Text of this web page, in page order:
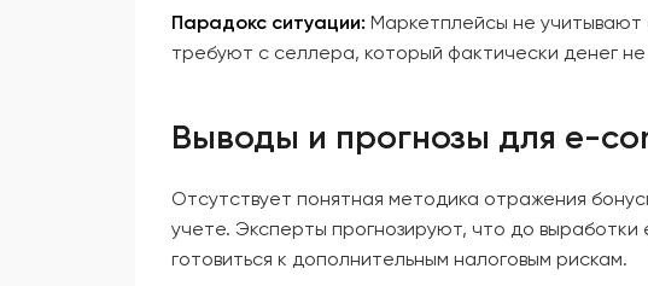
Парадокс ситуации: Маркетплейсы не учитывают
требуют с селлера, который фактически денег не
Выводы и прогнозы для e-
Отсутствует понятная методика отражения
учете. Эксперты прогнозируют, что до
готовиться к дополнительным налоговым рискам.